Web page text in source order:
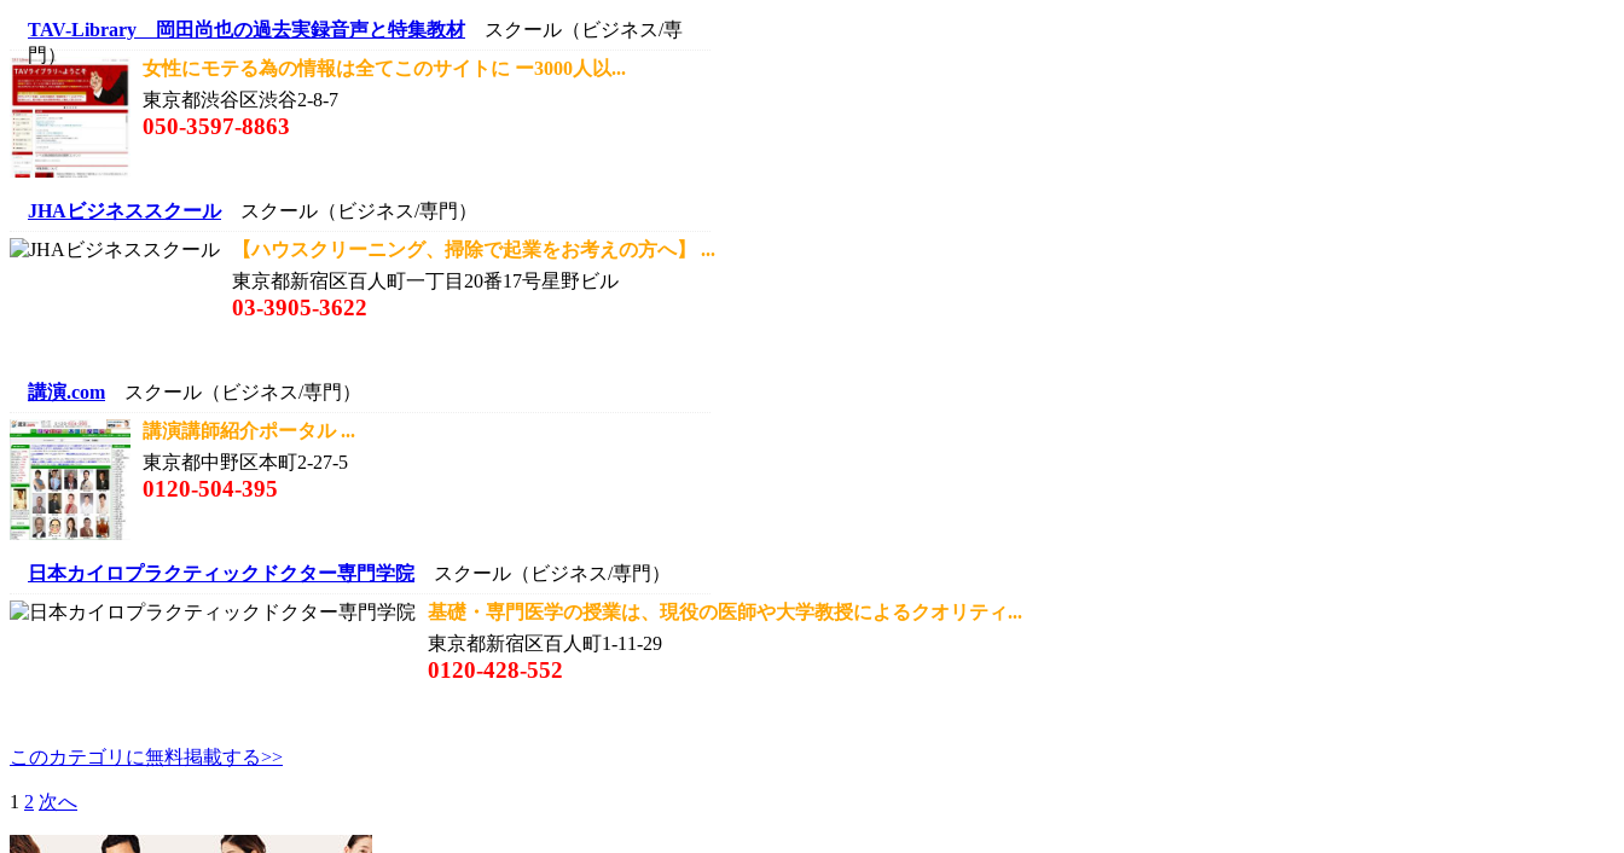
TAV-Library 岡田尚也の過去実録音声と特集教材スクール（ビジネス/専
門）
女性にモテる為の情報は全てこのサイトに ー3000人以...
東京都渋谷区渋谷2-8-7
050-3597-8863
JHAビジネススクールスクール（ビジネス/専門）
【ハウスクリーニング、掃除で起業をお考えの方へ】 ...
東京都新宿区百人町一丁目20番17号星野ビル
03-3905-3622
講演.com スクール（ビジネス/専門）
講演講師紹介ポータル ...
東京都中野区本町2-27-5
0120-504-395
日本カイロプラクティックドクター専門学院スクール（ビジネス/専門）
基礎・専門医学の授業は、現役の医師や大学教授によるクオリティ...
東京都新宿区百人町1-11-29
0120-428-552
このカテゴリに無料掲載する>>
1 2 次へ